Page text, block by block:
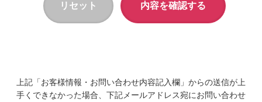
上記「お客様情報・お問い合わせ内容記入欄」からの送信が上
手くできなかった場合、下記メールアドレス宛にお問い合わせ